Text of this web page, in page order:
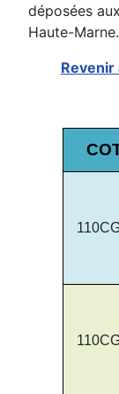
déposées
Haute-Marne.
Revenir